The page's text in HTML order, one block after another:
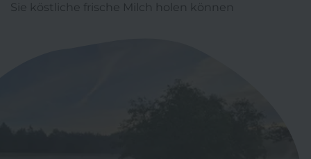
Sie köstliche frische Milch holen können